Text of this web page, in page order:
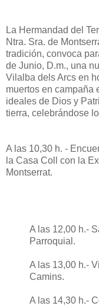
La Hermandad del
Ntra. Sra. de
tradición, convoca
de Junio, D.m., una
Vilalba dels Arcs en
muertos en campaña
ideales de Dios y
tierra, celebrándose
A las 10,30 h. -
la Casa Coll con la
Montserrat.
A las 12,00 h.-
Parroquial.
A las 13,00 h.-
Camins.
A las 14,30 h.-